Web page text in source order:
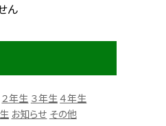
ん
２年生 ３年生 ４年生
お知らせ その他